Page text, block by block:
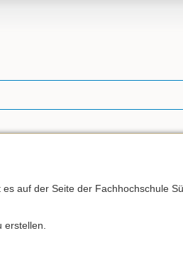
auf der Seite der Fachhochschule
erstellen.